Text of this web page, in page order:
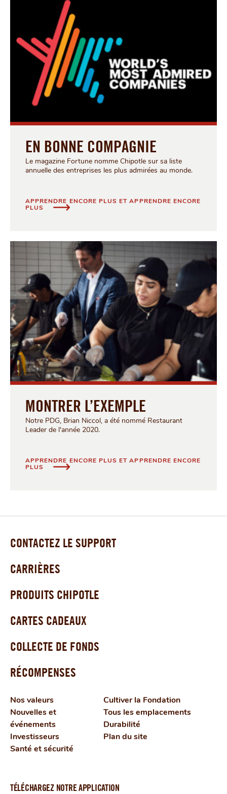
EN BONNE COMPAGNIE
Le magazine Fortune nomme Chipotle sur sa liste
annuelle des entreprises les plus admirées au monde.
APPRENDRE ENCORE PLUS ET APPRENDRE ENCORE
PLUS
EN BONNE COMPAGNIE
MONTRER L’EXEMPLE
Notre PDG, Brian Niccol, a été nommé Restaurant
Leader de l'année 2020.
APPRENDRE ENCORE PLUS ET APPRENDRE ENCORE
PLUS
MONTRER L’EXEMPLE
CONTACTEZ LE SUPPORT
CARRIÈRES
PRODUITS CHIPOTLE
CARTES CADEAUX
COLLECTE DE FONDS
RÉCOMPENSES
Nos valeurs
Nouvelles et
événements
Investisseurs
Santé et sécurité
Cultiver la Fondation
Tous les emplacements
Durabilité
Plan du site
TÉLÉCHARGEZ NOTRE APPLICATION